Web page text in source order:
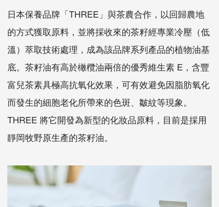
日本保養品牌「THREE」與茶農合作，以回歸農地
的方式獲取原料，並將採收來的茶籽經專業冷壓（低
溫）萃取技術處理，成為該品牌系列產品的植物油基
底。茶籽油有高於橄欖油兩倍的優秀維生素 E，含豐
富兒茶素具極高抗氧化效果，可有效避免因脂肪氧化
而發生的細胞老化所帶來的色斑、皺紋等現象。
THREE 將它開發為新型的化妝品原料，目前是採用
靜岡牧野原生產的茶籽油。